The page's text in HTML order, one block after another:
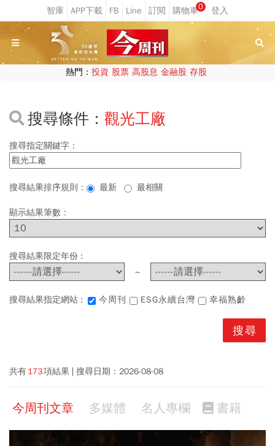
0
熱門： 投資 股票 高股息 金融股 存股
搜尋條件： 觀光工廠
搜尋指定關鍵字：
搜尋結果排序規則： 最新 最相關
顯示結果筆數：
搜尋結果限定年份 :
~
搜尋結果指定網站 : 今周刊 ESG永續台灣 幸福熟齡
共有173項結果 搜尋日期： 2026-08-08
今周刊文章 多媒體 名人專欄 書籍